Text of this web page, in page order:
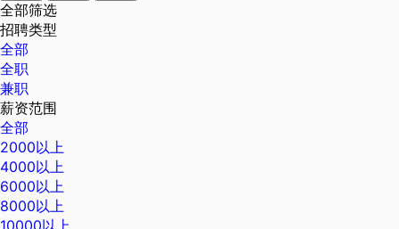
全部筛选
招聘类型
全部
全职
兼职
薪资范围
全部
2000以上
4000以上
6000以上
8000以上